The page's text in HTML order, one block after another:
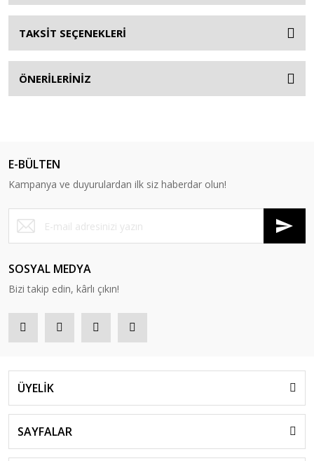
TAKSİT SEÇENEKLERİ
ÖNERİLERİNİZ
E-BÜLTEN
Kampanya ve duyurulardan ilk siz haberdar olun!
SOSYAL MEDYA
Bizi takip edin, kârlı çıkın!
ÜYELİK
SAYFALAR